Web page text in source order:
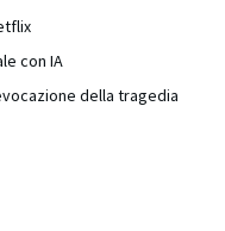
con IA
della tragedia